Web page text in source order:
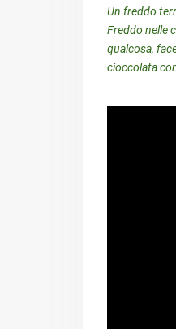
Un freddo
Freddo nelle
qualcosa,
cioccolata